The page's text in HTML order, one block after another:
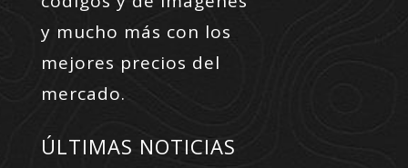
y mucho más con los
mejores precios del
mercado.
ÚLTIMAS NOTICIAS